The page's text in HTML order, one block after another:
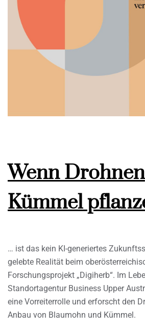
Wenn Drohnen
Kümmel
… ist das kein KI-generiertes
gelebte Realität beim
Forschungsprojekt „Digiherb“. Im
Standortagentur Business Upper
eine Vorreiterrolle und erforscht den
Anbau von Blaumohn und Kümmel.